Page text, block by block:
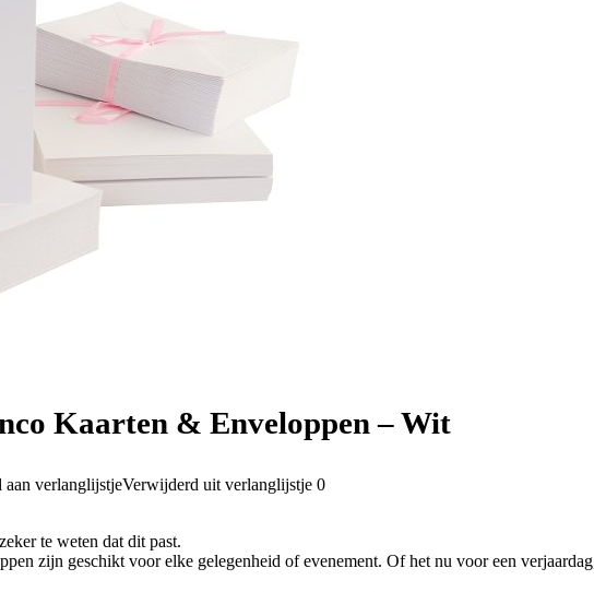
Kaarten & Enveloppen – Wit
aan verlanglijstjeVerwijderd uit verlanglijstje 0
te weten dat dit past.
zijn geschikt voor elke gelegenheid of evenement. Of het nu voor een